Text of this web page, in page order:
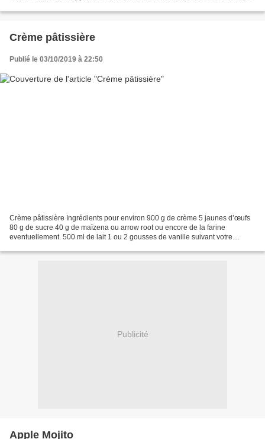
Crème pâtissière
Publié le 03/10/2019 à 22:50
Crème pâtissière Ingrédients pour environ 900 g de crème 5 jaunes d’œufs
80 g de sucre 40 g de maïzena ou arrow root ou encore de la farine
eventuellement. 500 ml de lait 1 ou 2 gousses de vanille suivant votre
Publicité
Apple Mojito